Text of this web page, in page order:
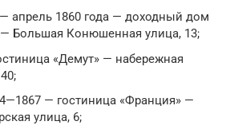
апрель 1860 года — доходный дом
Большая Конюшенная улица, 13;
«Демут» — набережная
— гостиница «Франция» —
улица, 6;